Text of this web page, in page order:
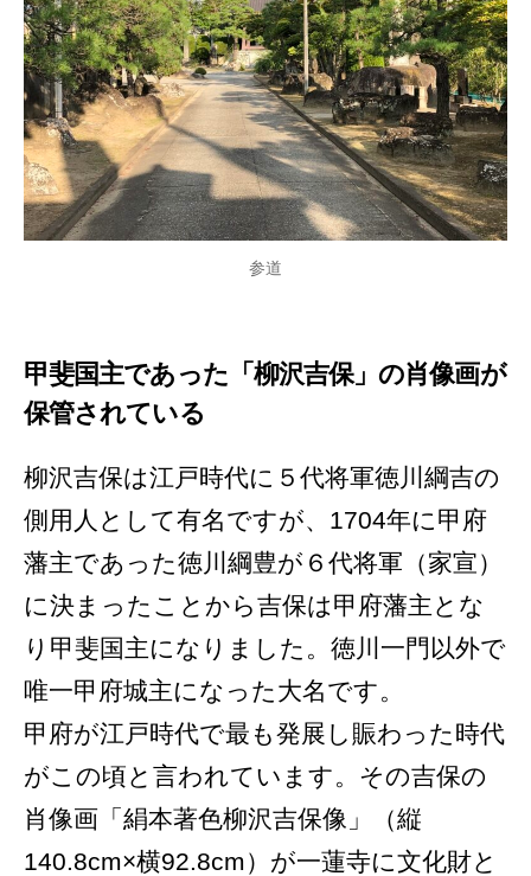
参道
甲斐国主であった「柳沢吉保」の肖像画が
保管されている
柳沢吉保は江戸時代に５代将軍徳川綱吉の
側用人として有名ですが、1704年に甲府
藩主であった徳川綱豊が６代将軍（家宣）
に決まったことから吉保は甲府藩主とな
り甲斐国主になりました。徳川一門以外で
唯一甲府城主になった大名です。
甲府が江戸時代で最も発展し賑わった時代
がこの頃と言われています。その吉保の
肖像画「絹本著色柳沢吉保像」（縦
140.8cm×横92.8cm）が一蓮寺に文化財と